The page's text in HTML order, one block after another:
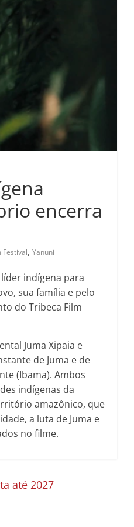
encerra
Festival, Yanuni
indígena para
sua família e pelo
do Tribeca Film
Juma Xipaia e
de Juma e de
(Ibama). Ambos
indígenas da
amazônico, que
a luta de Juma e
no filme.
até 2027